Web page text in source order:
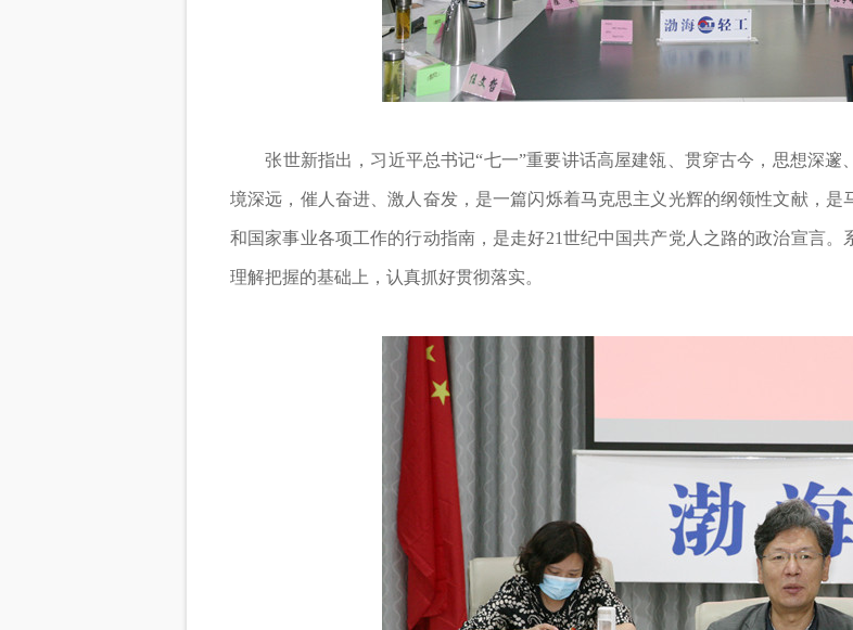
张世新指出，习近平总书记“七一”重要讲话高屋建瓴、贯穿古今，思想深邃
境深远，催人奋进、激人奋发，是一篇闪烁着马克思主义光辉的纲领性文献，
和国家事业各项工作的行动指南，是走好21世纪中国共产党人之路的政治宣言
理解把握的基础上，认真抓好贯彻落实。